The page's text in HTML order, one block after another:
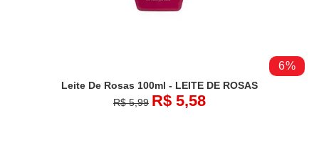
6%
Leite De Rosas 100ml - LEITE DE ROSAS
R$ 5,99 R$ 5,58